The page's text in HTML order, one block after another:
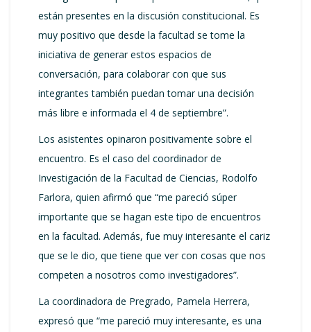
están presentes en la discusión constitucional. Es
muy positivo que desde la facultad se tome la
iniciativa de generar estos espacios de
conversación, para colaborar con que sus
integrantes también puedan tomar una decisión
más libre e informada el 4 de septiembre”.
Los asistentes opinaron positivamente sobre el
encuentro. Es el caso del coordinador de
Investigación de la Facultad de Ciencias, Rodolfo
Farlora, quien afirmó que “me pareció súper
importante que se hagan este tipo de encuentros
en la facultad. Además, fue muy interesante el cariz
que se le dio, que tiene que ver con cosas que nos
competen a nosotros como investigadores”.
La coordinadora de Pregrado, Pamela Herrera,
expresó que “me pareció muy interesante, es una